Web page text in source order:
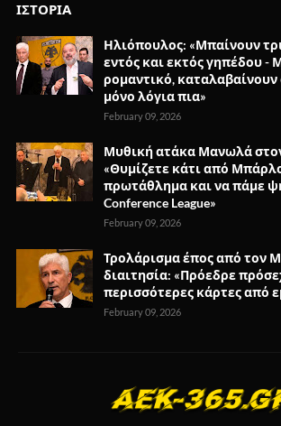
ΙΣΤΟΡΙΑ
Ηλιόπουλος: «Μπαίνουν
εντός και εκτός γηπέδου -
ρομαντικό, καταλαβαίνουν
μόνο λόγια πια»
February 09, 2026
Μυθική ατάκα Μανωλά
«Θυμίζετε κάτι από
πρωτάθλημα και να πάμε
Conference League»
February 09, 2026
Τρολάρισμα έπος από τον
διαιτησία: «Πρόεδρε
περισσότερες κάρτες από
February 09, 2026